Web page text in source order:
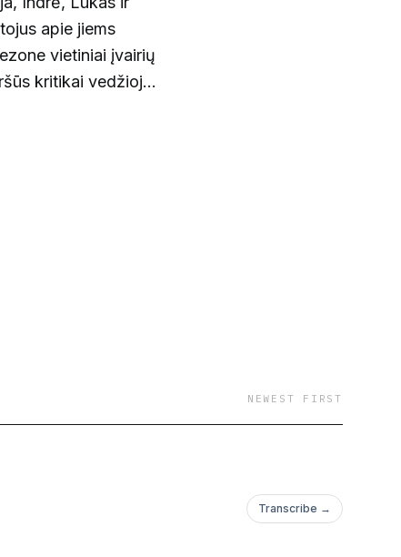
apie jiems
vietiniai įvairių
kritikai vedžioja
svajonėmis,
kitų nuotykių.
audio
NEWEST FIRST
Transcribe →